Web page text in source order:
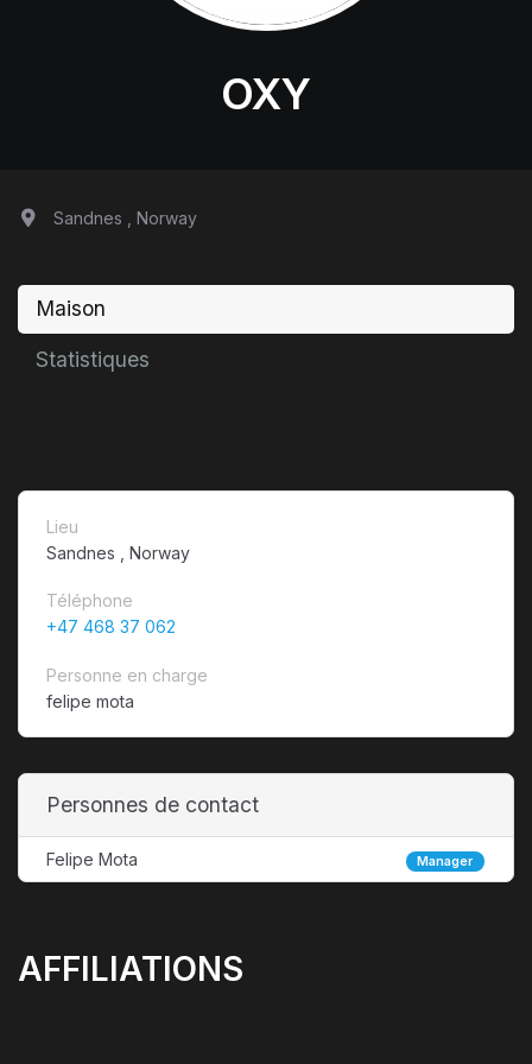
OXY
Sandnes , Norway
Maison
Statistiques
Lieu
Sandnes , Norway
Téléphone
+47 468 37 062
Personne en charge
felipe mota
Personnes de contact
Felipe Mota Manager
AFFILIATIONS